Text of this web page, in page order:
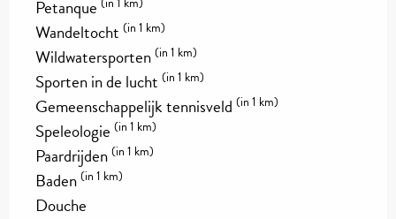
Petanque
Wandeltocht (in 1 km)
Wildwatersporten(in 1 km)
Sporten in de lucht (in 1 km)
Gemeenschappelijk tennisveld (in 1 km)
Speleologie (in 1 km)
Paardrijden(in 1 km)
Baden(in 1 km)
Douche